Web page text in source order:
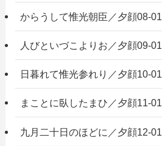
からうして惟光朝臣／夕顔08-01
人びといづこよりお／夕顔09-01
日暮れて惟光参れり／夕顔10-01
まことに臥したまひ／夕顔11-01
九月二十日のほどに／夕顔12-01